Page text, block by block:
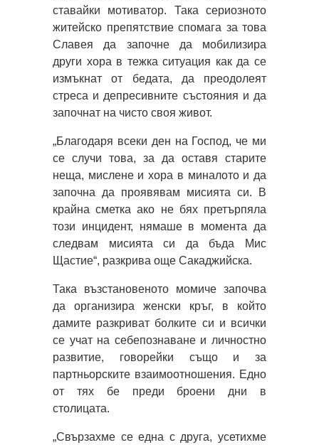
ставайки мотиватор. Така сериозното
житейско препятствие спомага за това
Славея да започне да мобилизира
други хора в тежка ситуация как да се
измъкнат от бедата, да преодолеят
стреса и депресивните състояния и да
започнат на чисто своя живот.
„Благодаря всеки ден на Господ, че ми
се случи това, за да оставя старите
неща, мислене и хора в миналото и да
започна да проявявам мисията си. В
крайна сметка ако не бях претърпяла
този инцидент, нямаше в момента да
следвам мисията си да бъда Мис
Щастие“, разкрива още Сакаджийска.
Така възстановеното момиче започва
да организира женски кръг, в който
дамите разкриват болките си и всички
се учат на себепознаване и личностно
развитие, говорейки също и за
партньорските взаимоотношения. Едно
от тях бе преди броени дни в
столицата.
„Свързахме се една с друга, усетихме